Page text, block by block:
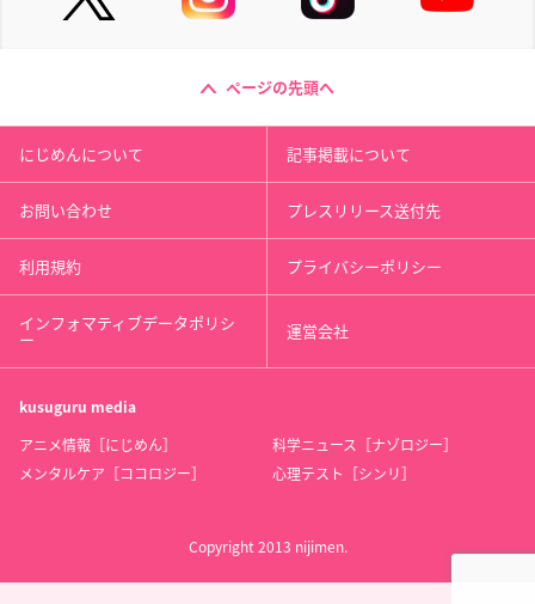
ページの先頭へ
にじめんについて 記事掲載について
お問い合わせ プレスリリース送付先
利用規約 プライバシーポリシー
インフォマティブデータポリシ
ー 運営会社
kusuguru media
アニメ情報［にじめん］
科学ニュース［ナゾロジー］
メンタルケア［ココロジー］
心理テスト［シンリ］
Copyright 2013 nijimen.